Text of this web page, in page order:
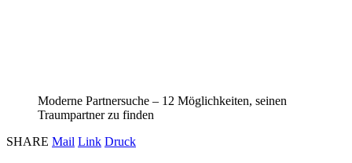
Moderne Partnersuche – 12 Möglichkeiten, seinen
Traumpartner zu finden
SHARE Mail Link Druck